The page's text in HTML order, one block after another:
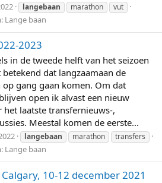
langebaan marathon vut
Lange baan
2023
in de tweede helft van het seizoen
dat langzaamaan de
gang gaan komen. Om dat
open ik alvast een nieuw
het laatste transfernieuws-,
Meestal komen de eerste...
langebaan marathon transfers
Lange baan
10-12 december 2021